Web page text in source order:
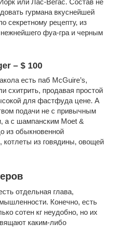
или Лас-Вегас. Состав не
гурмана вкуснейшей
секретному рецепту, из
фуа-гра и черным
– $ 100
есть паб McGuire’s,
схитрить, продавая простой
для фастфуда цене. А
подачи не с привычным
а с шампанским Moet &
из обыкновенной
котлеты из говядины, овощей
отдельная глава,
Конечно, есть
сотен кг неудобно, но их
каким-либо